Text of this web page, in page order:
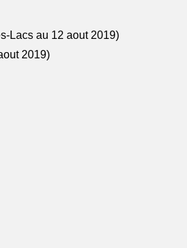
Lacs au 12 aout 2019)
2019)